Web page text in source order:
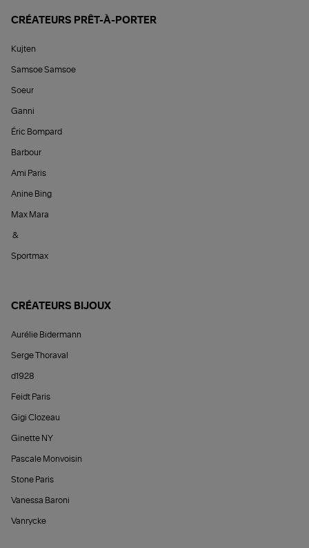
CRÉATEURS PRÊT-À-PORTER
Kujten
Samsoe Samsoe
Soeur
Ganni
Éric Bompard
Barbour
Ami Paris
Anine Bing
Max Mara
&
Sportmax
CRÉATEURS BIJOUX
Aurélie Bidermann
Serge Thoraval
d1928
Feidt Paris
Gigi Clozeau
Ginette NY
Pascale Monvoisin
Stone Paris
Vanessa Baroni
Vanrycke